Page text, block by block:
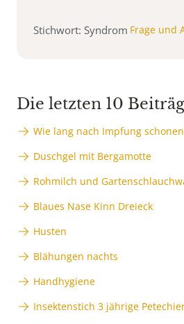
Stichwort: Syndrom Frage und
Die letzten 10
Wie lang nach Impfung
Duschgel mit Bergamotte
Rohmilch und
Blaues Nase Kinn Dreieck
Husten
Blähungen nachts
Handhygiene
Insektenstich 3 jährige